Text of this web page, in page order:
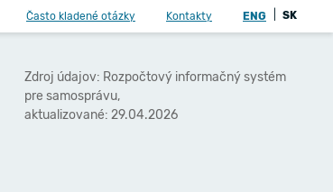
Často kladené otázky Kontakty ENG SK
Zdroj údajov: Rozpočtový informačný systém
pre samosprávu,
aktualizované: 29.04.2026